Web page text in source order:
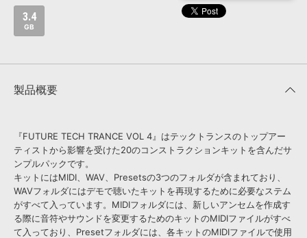
SLS
3.4
GB
製品概要
『FUTURE TECH TRANCE VOL 4』はテックトランスのトップアー
ティストから影響を受けた20のコンストラクションキットを含んだサ
ンプルパックです。
キットにはMIDI、WAV、Presetsの3つのフォルダが含まれており、
WAVフォルダにはデモで聴いたキットを再現するために必要なステム
がすべて入っています。MIDIフォルダには、新しいアンセムを作成す
る際に音符やサウンドを変更するためのキットのMIDIファイルがすべ
て入っており、Presetフォルダには、各キットのMIDIファイルで使用